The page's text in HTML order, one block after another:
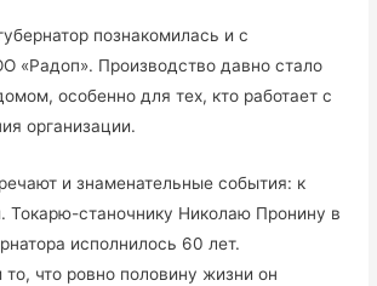
познакомилась и с
«Радоп». Производство давно стало
особенно для тех, кто работает с
организации.
и знаменательные события: к
Токарю-станочнику Николаю Пронину в
исполнилось 60 лет.
что ровно половину жизни он